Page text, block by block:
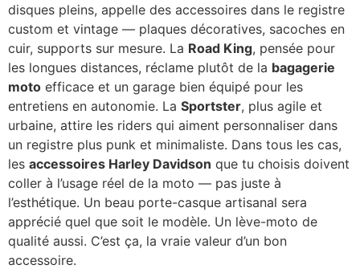
disques pleins, appelle des accessoires dans le registre
custom et vintage — plaques décoratives, sacoches en
cuir, supports sur mesure. La Road King, pensée pour
les longues distances, réclame plutôt de la bagagerie
moto efficace et un garage bien équipé pour les
entretiens en autonomie. La Sportster, plus agile et
urbaine, attire les riders qui aiment personnaliser dans
un registre plus punk et minimaliste. Dans tous les cas,
les accessoires Harley Davidson que tu choisis doivent
coller à l’usage réel de la moto — pas juste à
l’esthétique. Un beau porte-casque artisanal sera
apprécié quel que soit le modèle. Un lève-moto de
qualité aussi. C’est ça, la vraie valeur d’un bon
accessoire.